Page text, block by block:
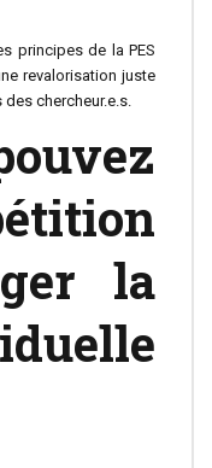
principes de la PES
revalorisation juste
chercheur.e.s.
la